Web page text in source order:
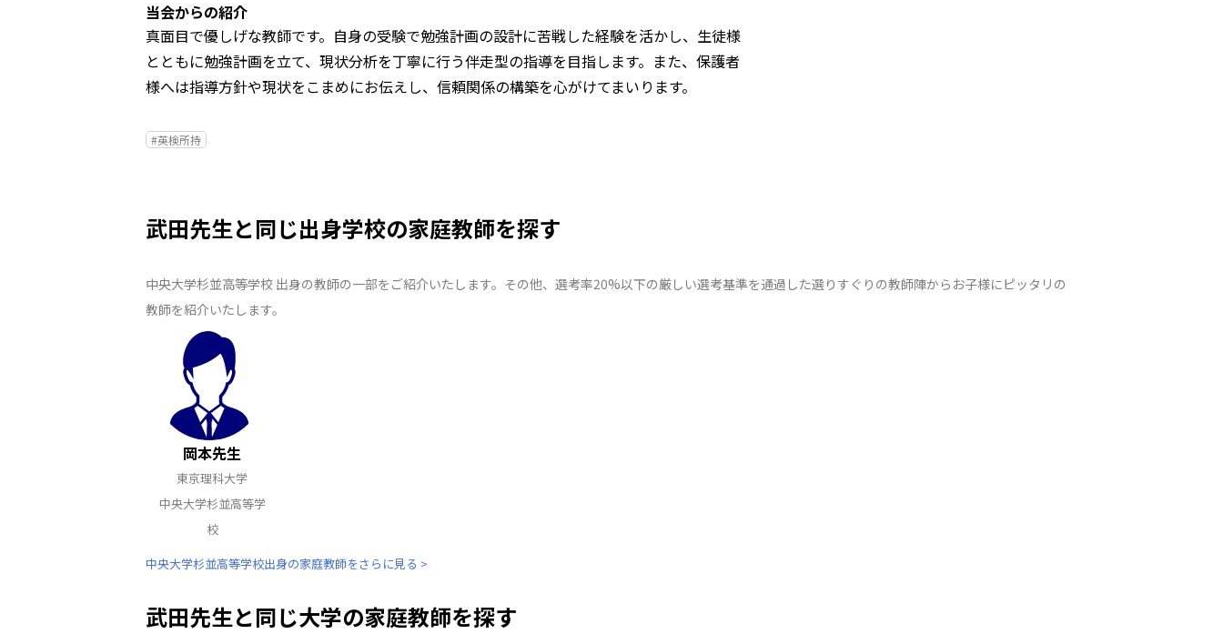
当会からの紹介
真面目で優しげな教師です。自身の受験で勉強計画の設計に苦戦した経験を活かし、生徒様
とともに勉強計画を立て、現状分析を丁寧に行う伴走型の指導を目指します。また、保護者
様へは指導方針や現状をこまめにお伝えし、信頼関係の構築を心がけてまいります。
#英検所持
武田先生と同じ出身学校の家庭教師を探す
中央大学杉並高等学校 出身の教師の一部をご紹介いたします。その他、選考率20%以下の厳しい選考基準を通過した選りすぐりの教師陣からお子様にピッタリの
教師を紹介いたします。
岡本先生
東京理科大学
中央大学杉並高等学
校
中央大学杉並高等学校出身の家庭教師をさらに見る >
武田先生と同じ大学の家庭教師を探す